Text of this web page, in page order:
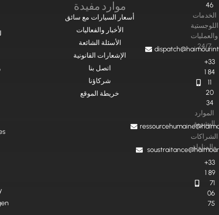
46
الخدمات
اللوجستية
والعمليات
24/7
+33
1 84
11
20
34
الموارد
البشرية
الشراكات
والمناولة
+33
1 89
71
06
75
موارد مفيدة
أسعار السيارات مع سائق
الأخبار والفعاليات
الأسئلة الشائعة
الإشعارات القانونية
اتصل بنا
شركاؤنا
خريطة الموقع